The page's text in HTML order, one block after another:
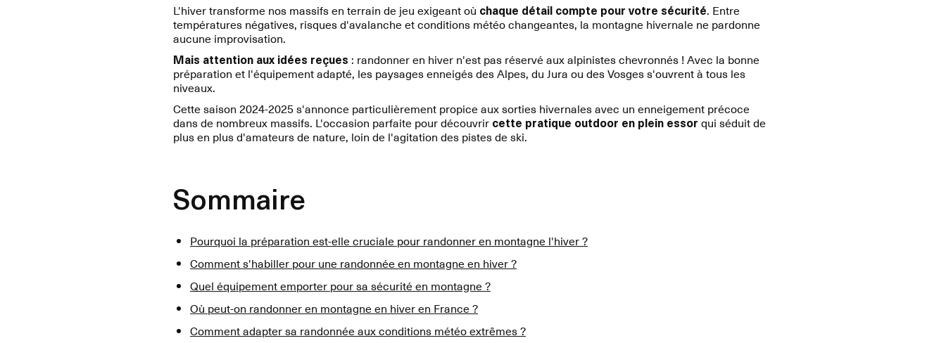
L'hiver transforme nos massifs en terrain de jeu exigeant où chaque détail compte pour votre sécurité. Entre
températures négatives, risques d'avalanche et conditions météo changeantes, la montagne hivernale ne pardonne
aucune improvisation.
Mais attention aux idées reçues : randonner en hiver n'est pas réservé aux alpinistes chevronnés ! Avec la bonne
préparation et l'équipement adapté, les paysages enneigés des Alpes, du Jura ou des Vosges s'ouvrent à tous les
niveaux.
Cette saison 2024-2025 s'annonce particulièrement propice aux sorties hivernales avec un enneigement précoce
dans de nombreux massifs. L'occasion parfaite pour découvrir cette pratique outdoor en plein essor qui séduit de
plus en plus d'amateurs de nature, loin de l'agitation des pistes de ski.
Sommaire
Pourquoi la préparation est-elle cruciale pour randonner en montagne l'hiver ?
Comment s'habiller pour une randonnée en montagne en hiver ?
Quel équipement emporter pour sa sécurité en montagne ?
Où peut-on randonner en montagne en hiver en France ?
Comment adapter sa randonnée aux conditions météo extrêmes ?